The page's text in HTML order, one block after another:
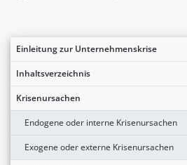
Einleitung zur Unternehmenskrise
Inhaltsverzeichnis
Krisenursachen
Endogene oder interne Krisenursachen
Exogene oder externe Krisenursachen